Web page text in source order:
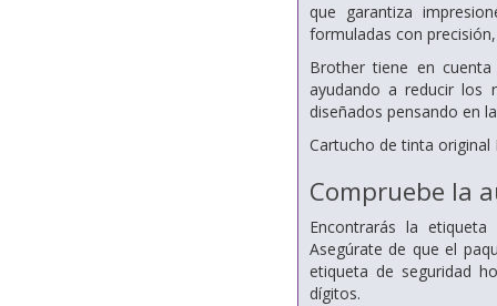
que garantiza
formuladas con
Brother tiene en
ayudando a reducir los
diseñados pensando en
Cartucho de tinta original
Compruebe la
Encontrarás la
Asegúrate de que el
etiqueta de seguridad
dígitos.